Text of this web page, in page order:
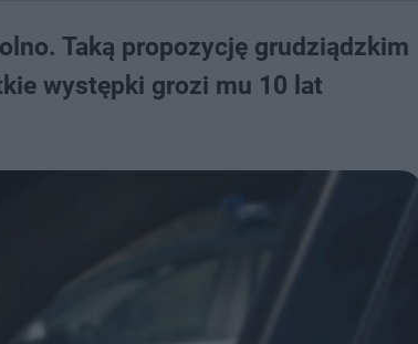
Taką propozycję grudziądzkim
występki grozi mu 10 lat